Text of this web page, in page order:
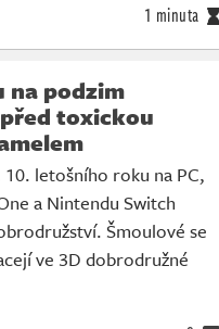
1 minuta
na podzim
toxickou
letošního roku na PC,
a Nintendu Switch
Šmoulové se
ve 3D dobrodružné